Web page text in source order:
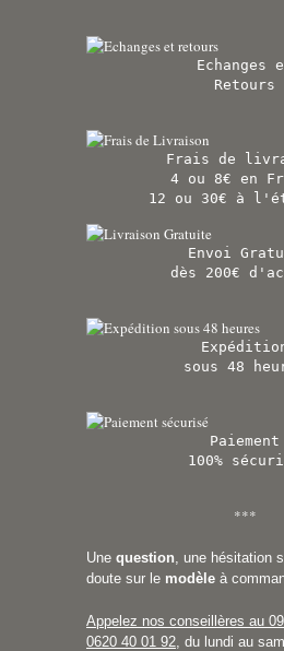
Echanges
Retours
Frais de
4 ou 8€ en
12 ou 30€ à
Envoi
dès 200€
sous 48
Paiement
100%
***
Une question , une hésitation
doute sur le modèle à
Appelez nos conseillères au
0620 40 01 92 , du lundi au